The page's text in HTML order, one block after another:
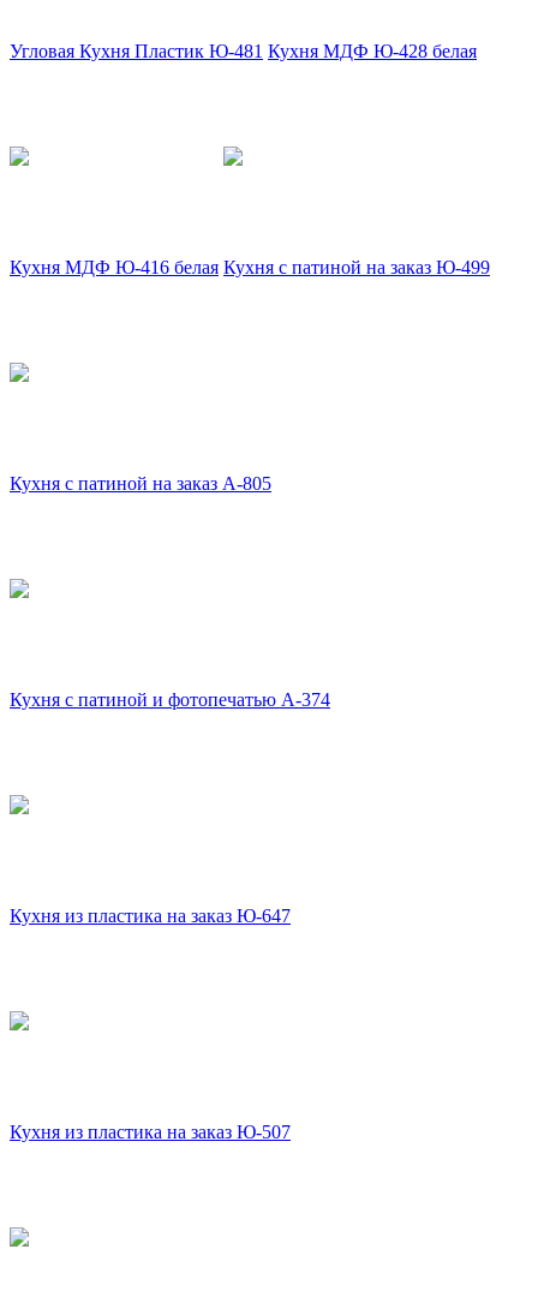
Угловая Кухня Пластик Ю-481 Кухня МДФ Ю-428 белая
Кухня МДФ Ю-416 белая Кухня с патиной на заказ Ю-499
Кухня с патиной на заказ А-805
Кухня с патиной и фотопечатью А-374
Кухня из пластика на заказ Ю-647
Кухня из пластика на заказ Ю-507